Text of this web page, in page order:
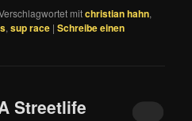
mitchristian hahn,
,sup race |Schreibe einen
Streetlife